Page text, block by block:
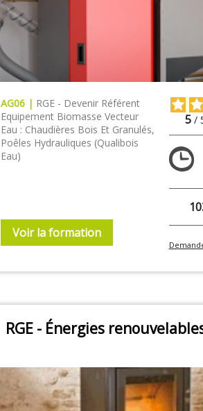
AG06 | RGE - Devenir Référent
Equipement Biomasse Vecteur
Eau : Chaudières Bois Et Granulés,
Poêles Hydrauliques (Qualibois
Eau)
Voir la formation
5 /
RGE - Énergies